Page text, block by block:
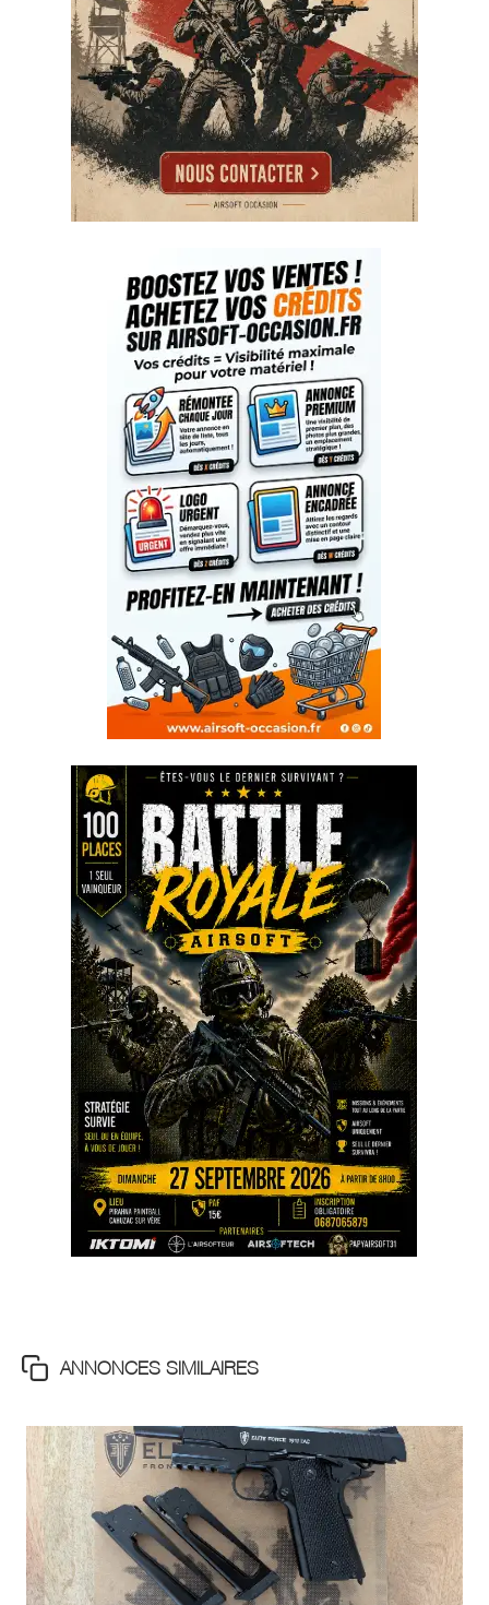
ANNONCES SIMILAIRES